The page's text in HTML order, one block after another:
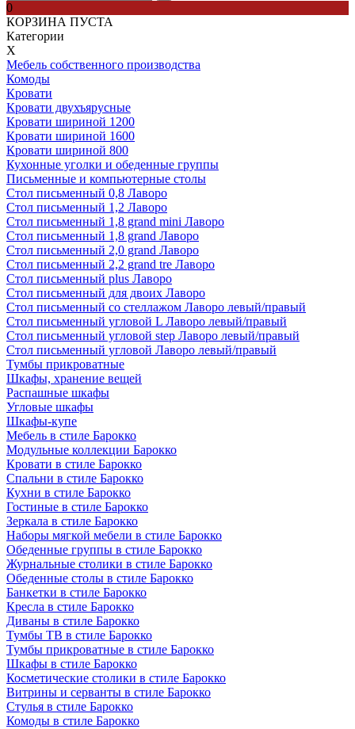
0
КОРЗИНА ПУСТА
Категории
Х
Мебель собственного производства
Комоды
Кровати
Кровати двухъярусные
Кровати шириной 1200
Кровати шириной 1600
Кровати шириной 800
Кухонные уголки и обеденные группы
Письменные и компьютерные столы
Стол письменный 0,8 Лаворо
Стол письменный 1,2 Лаворо
Стол письменный 1,8 grand mini Лаворо
Стол письменный 1,8 grand Лаворо
Стол письменный 2,0 grand Лаворо
Стол письменный 2,2 grand tre Лаворо
Стол письменный plus Лаворо
Стол письменный для двоих Лаворо
Стол письменный со стеллажом Лаворо левый/правый
Стол письменный угловой L Лаворо левый/правый
Стол письменный угловой step Лаворо левый/правый
Стол письменный угловой Лаворо левый/правый
Тумбы прикроватные
Шкафы, хранение вещей
Распашные шкафы
Угловые шкафы
Шкафы-купе
Мебель в стиле Барокко
Модульные коллекции Барокко
Кровати в стиле Барокко
Спальни в стиле Барокко
Кухни в стиле Барокко
Гостиные в стиле Барокко
Зеркала в стиле Барокко
Наборы мягкой мебели в стиле Барокко
Обеденные группы в стиле Барокко
Журнальные столики в стиле Барокко
Обеденные столы в стиле Барокко
Банкетки в стиле Барокко
Кресла в стиле Барокко
Диваны в стиле Барокко
Тумбы ТВ в стиле Барокко
Тумбы прикроватные в стиле Барокко
Шкафы в стиле Барокко
Косметические столики в стиле Барокко
Витрины и серванты в стиле Барокко
Стулья в стиле Барокко
Комоды в стиле Барокко